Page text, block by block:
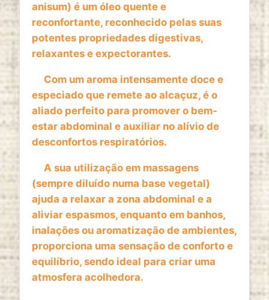
anisum) é um óleo quente e
reconfortante, reconhecido pelas suas
potentes propriedades digestivas,
relaxantes e expectorantes.
Com um aroma intensamente doce e
especiado que remete ao alcaçuz, é o
aliado perfeito para promover o bem-
estar abdominal e auxiliar no alívio de
desconfortos respiratórios.
A sua utilização em massagens
(sempre diluído numa base vegetal)
ajuda a relaxar a zona abdominal e a
aliviar espasmos, enquanto em banhos,
inalações ou aromatização de ambientes,
proporciona uma sensação de conforto e
equilíbrio, sendo ideal para criar uma
atmosfera acolhedora.
ESTATISTICAS
Cookies de estatísticasrecolhem informação de
forma anónima. Estes dados ajudam-nos a
compreender como os visitantes utilizam o nosso
Google Analytics
Name:
_ga, _ga_*
Google LLC
Purpose:
website
Cookie duration:
2 anos